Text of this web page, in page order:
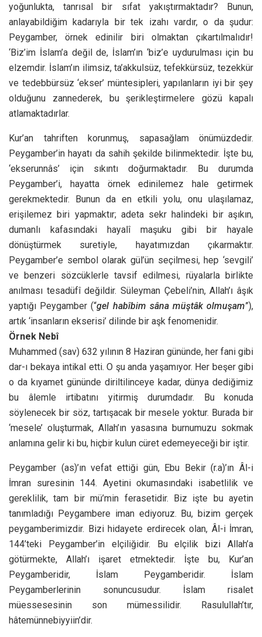
yoğunlukta, tanrısal bir sıfat yakıştırmaktadır? Bunun,
anlayabildiğim kadarıyla bir tek izahı vardır, o da şudur:
Peygamber, örnek edinilir biri olmaktan çıkartılmalıdır!
‘Biz’im İslam’a değil de, İslam’ın ‘biz’e uydurulması için bu
elzemdir. İslam’ın ilimsiz, ta’akkulsüz, tefekkürsüz, tezekkür
ve tedebbürsüz ‘ekser’ müntesipleri, yapılanların iyi bir şey
olduğunu zannederek, bu şerikleştirmelere gözü kapalı
atlamaktadırlar.
Kur’an tahriften korunmuş, sapasağlam önümüzdedir.
Peygamber’in hayatı da sahih şekilde bilinmektedir. İşte bu,
‘ekserunnâs’ için sıkıntı doğurmaktadır. Bu durumda
Peygamber’i, hayatta örnek edinilemez hale getirmek
gerekmektedir. Bunun da en etkili yolu, onu ulaşılamaz,
erişilemez biri yapmaktır; adeta sekr halindeki bir aşıkın,
dumanlı kafasındaki hayalî maşuku gibi bir hayale
dönüştürmek suretiyle, hayatımızdan çıkarmaktır.
Peygamber’e sembol olarak gül’ün seçilmesi, hep ‘sevgili’
ve benzeri sözcüklerle tavsif edilmesi, rüyalarla birlikte
anılması tesadüfî değildir. Süleyman Çebeli’nin, Allah’ı âşık
yaptığı Peygamber (“gel habîbim sâna müştâk olmuşam”),
artık ‘insanların ekserisi’ dilinde bir aşk fenomenidir.
Örnek Nebî
Muhammed (sav) 632 yılının 8 Haziran gününde, her fani gibi
dar-ı bekaya intikal etti. O şu anda yaşamıyor. Her beşer gibi
o da kıyamet gününde diriltilinceye kadar, dünya dediğimiz
bu âlemle irtibatını yitirmiş durumdadır. Bu konuda
söylenecek bir söz, tartışacak bir mesele yoktur. Burada bir
‘mesele’ oluşturmak, Allah’ın yasasına burnumuzu sokmak
anlamına gelir ki bu, hiçbir kulun cüret edemeyeceği bir iştir.
Peygamber (as)’ın vefat ettiği gün, Ebu Bekir (r.a)’ın Âl-i
İmran suresinin 144. Ayetini okumasındaki isabetlilik ve
gereklilik, tam bir mü’min ferasetidir. Biz işte bu ayetin
tanımladığı Peygambere iman ediyoruz. Bu, bizim gerçek
peygamberimizdir. Bizi hidayete erdirecek olan, Âl-i İmran,
144’teki Peygamber’in elçiliğidir. Bu elçilik bizi Allah’a
götürmekte, Allah’ı işaret etmektedir. İşte bu, Kur’an
Peygamberidir, İslam Peygamberidir. İslam
Peygamberlerinin sonuncusudur. İslam risalet
müessesesinin son mümessilidir. Rasulullah’tır,
hâtemünnebiyyiin’dir.